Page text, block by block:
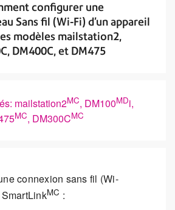
configurer une
Sans fil (Wi-Fi) d’un appareil
modèles mailstation2,
DM400C, et DM475
mailstation2MC, DM100MDi,
MC, DM300CMC
connexion sans fil (Wi-
MC :